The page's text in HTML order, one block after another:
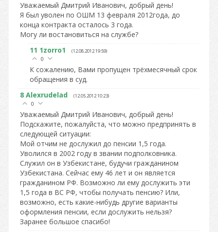
Уважаемый Дмитрий Иванович, добрый день!
Я был уволен по ОШМ 13 февраля 2012года, до
конца контракта осталось 3 года.
Могу ли востановиться на службе?
11 1zorro1 (12.08.2012 19:59)
0
К сожалению, Вами пропущен трёхмесячный срок
обращения в суд.
8 Alexrudelad (12.05.2012 10:23)
0
Уважаемый Дмитрий Иванович, добрый день!
Подскажите, пожалуйста, что можно предпринять в
следующей ситуации:
Мой отчим не дослужил до пенсии 1,5 года.
Уволился в 2002 году в звании подполковника.
Служил он в Узбекистане, будучи гражданином
Узбекистана. Сейчас ему 46 лет и он является
гражданином РФ. Возможно ли ему дослужить эти
1,5 года в ВС РФ, чтобы получать пенсию? Или,
возможно, есть какие-нибудь другие варианты
оформления пенсии, если дослужить нельзя?
Заранее большое спасибо!